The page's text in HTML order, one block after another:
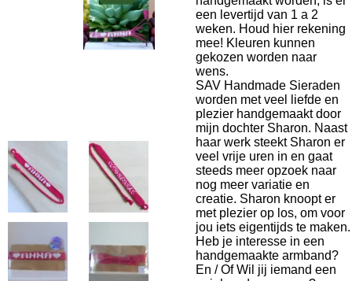
een levertijd van 1 a 2
weken. Houd hier rekening
mee! Kleuren kunnen
gekozen worden naar
wens.
SAV Handmade Sieraden
worden met veel liefde en
plezier handgemaakt door
mijn dochter Sharon. Naast
haar werk steekt Sharon er
veel vrije uren in en gaat
steeds meer opzoek naar
nog meer variatie en
creatie. Sharon knoopt er
met plezier op los, om voor
jou iets eigentijds te maken.
Heb je interesse in een
handgemaakte armband?
En / Of Wil jij iemand een